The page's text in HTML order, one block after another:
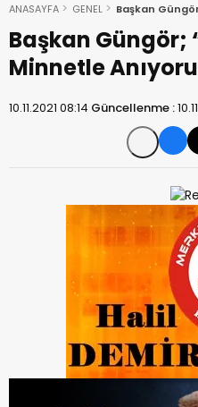
ANASAYFA GENEL Başkan
Başkan Güngör;
Minnetle
10.11.2021 08:14 Güncellenme :